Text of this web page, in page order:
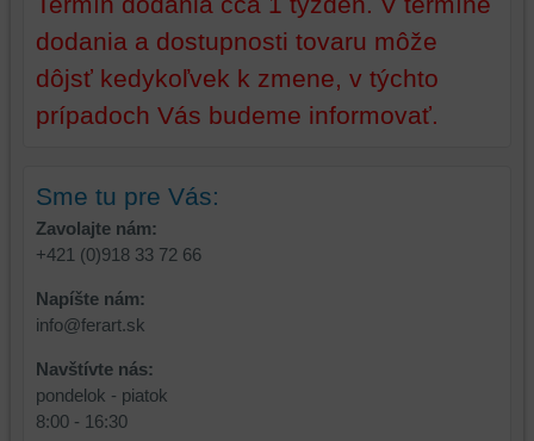
dodania a dostupnosti tovaru môže
dôjsť kedykoľvek k zmene, v týchto
prípadoch Vás budeme informovať.
Sme tu pre Vás:
Zavolajte nám:
+421 (0)918 33 72 66
Napíšte nám:
info@ferart.sk
Navštívte nás:
pondelok - piatok
8:00 - 16:30
zážitku
z
a
zabezpečenia.
z
prehliadania,
niektoré
z
bez
toho,
aby
mali
používateľský
alebo
bez
prihlásenia,